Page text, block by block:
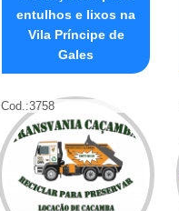
entulhos e lixos na
Vila Príncipe de
Gales
Cod.:3758